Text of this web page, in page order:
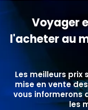
Voyager
l'acheter au
Les meilleurs
mise en vente
vous informerons
les